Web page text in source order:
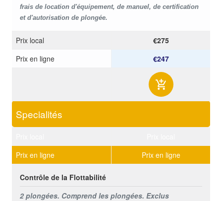
frais de location d'équipement, de manuel, de certification
et d'autorisation de plongée.
Prix ​​local
€275
Prix ​​en ligne
€247
Specialités
Prix ​​en ligne
Prix ​​en ligne
Contrôle de la Flottabilité
2 plongées. Comprend les plongées. Exclus